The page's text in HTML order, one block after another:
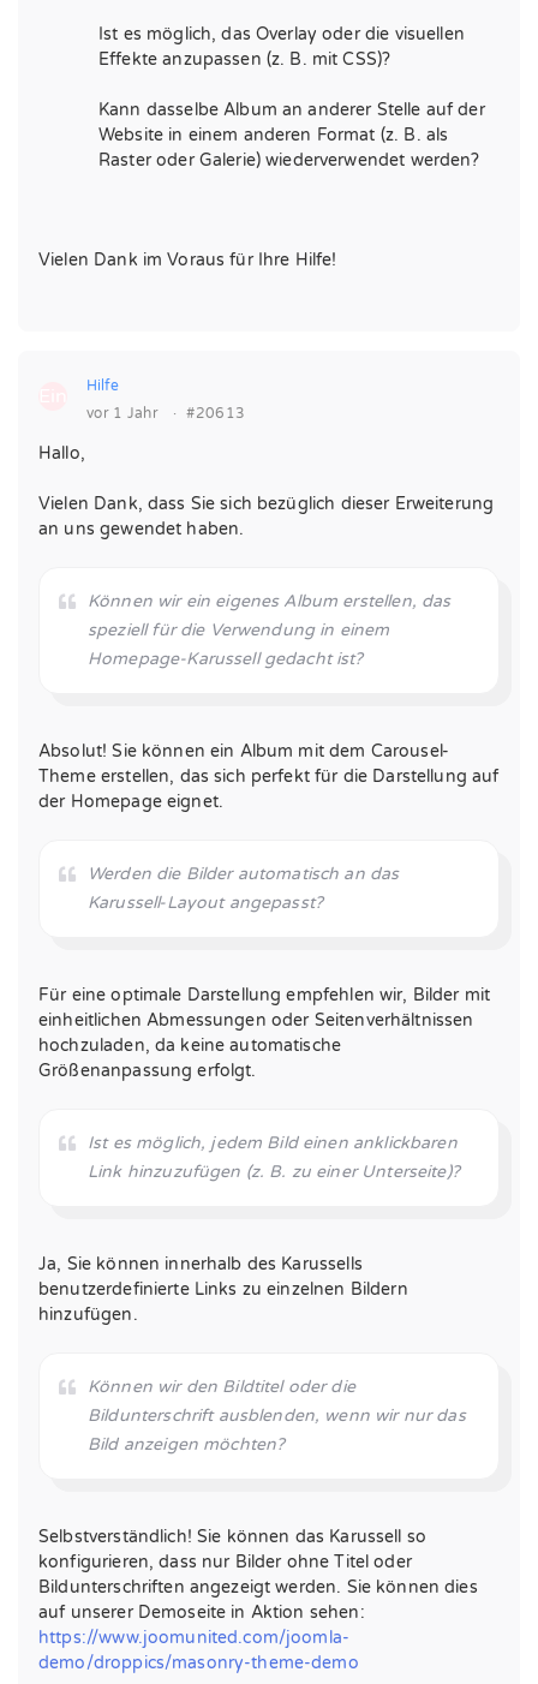
Ist es möglich, das Overlay oder die visuellen
Effekte anzupassen (z. B. mit CSS)?
Kann dasselbe Album an anderer Stelle auf der
Website in einem anderen Format (z. B. als
Raster oder Galerie) wiederverwendet werden?
Vielen Dank im Voraus für Ihre Hilfe!
Hilfe
vor 1 Jahr
· #20613
Hallo,
Vielen Dank, dass Sie sich bezüglich dieser Erweiterung
an uns gewendet haben.
Können wir ein eigenes Album erstellen, das
speziell für die Verwendung in einem
Homepage-Karussell gedacht ist?
Absolut! Sie können ein Album mit dem Carousel-
Theme erstellen, das sich perfekt für die Darstellung auf
der Homepage eignet.
Werden die Bilder automatisch an das
Karussell-Layout angepasst?
Für eine optimale Darstellung empfehlen wir, Bilder mit
einheitlichen Abmessungen oder Seitenverhältnissen
hochzuladen, da keine automatische
Größenanpassung erfolgt.
Ist es möglich, jedem Bild einen anklickbaren
Link hinzuzufügen (z. B. zu einer Unterseite)?
Ja, Sie können innerhalb des Karussells
benutzerdefinierte Links zu einzelnen Bildern
hinzufügen.
Können wir den Bildtitel oder die
Bildunterschrift ausblenden, wenn wir nur das
Bild anzeigen möchten?
Selbstverständlich! Sie können das Karussell so
konfigurieren, dass nur Bilder ohne Titel oder
Bildunterschriften angezeigt werden. Sie können dies
auf unserer Demoseite in Aktion sehen:
https://www.joomunited.com/joomla-
demo/droppics/masonry-theme-demo